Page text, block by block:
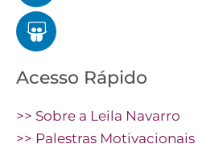
Acesso Rápido
>> Sobre a Leila Navarro
>> Palestras Motivacionais